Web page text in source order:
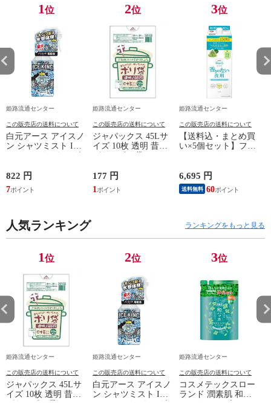
1位
姫路流通センター
この販売店の送料について
白元アース アイスノ
ン シャツミスト ICE
KING アイスキング
822 円
7
2位
姫路流通センター
この販売店の送料について
ジャパックス 45Lサ
イズ 10枚 透明 昔な
がらのポリ袋
( 4521684750433 )
177 円
1
3位
姫路流通センター
この販売店の送料について
【送料込・まとめ買
い×5個セット】ファ
ーファ フリーアンド
1500g 詰替用 洗濯用
洗剤
6,695 円
送料無料 60
人気ランキング ランキングをもっと見る
1位
姫路流通センター
この販売店の送料について
ジャパックス 45Lサ
イズ 10枚 透明 昔な
がらのポリ袋
2位
姫路流通センター
この販売店の送料について
白元アース アイスノ
ン シャツミスト ICE
KING アイスキング
3位
姫路流通センター
この販売店の送料について
コスメテックスロー
ランド 潤素肌 和ハ
ッカ クールボディソ